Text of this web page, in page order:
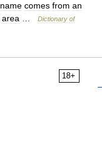
name comes from an
area Dictionary of
18+